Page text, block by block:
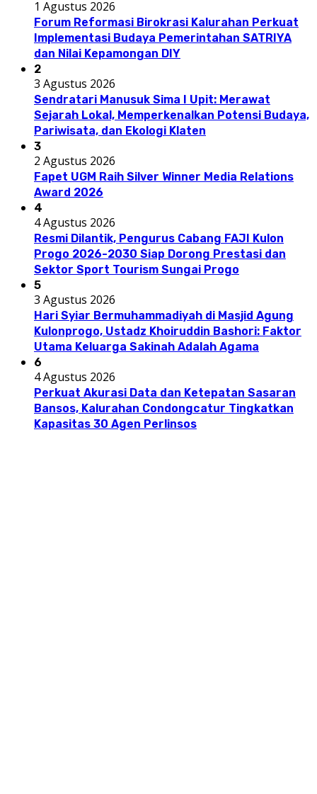
1 Agustus 2026
Forum Reformasi Birokrasi Kalurahan Perkuat
Implementasi Budaya Pemerintahan SATRIYA
dan Nilai Kepamongan DIY
2
3 Agustus 2026
Sendratari Manusuk Sima I Upit: Merawat
Sejarah Lokal, Memperkenalkan Potensi Budaya,
Pariwisata, dan Ekologi Klaten
3
2 Agustus 2026
Fapet UGM Raih Silver Winner Media Relations
Award 2026
4
4 Agustus 2026
Resmi Dilantik, Pengurus Cabang FAJI Kulon
Progo 2026-2030 Siap Dorong Prestasi dan
Sektor Sport Tourism Sungai Progo
5
3 Agustus 2026
Hari Syiar Bermuhammadiyah di Masjid Agung
Kulonprogo, Ustadz Khoiruddin Bashori: Faktor
Utama Keluarga Sakinah Adalah Agama
6
4 Agustus 2026
Perkuat Akurasi Data dan Ketepatan Sasaran
Bansos, Kalurahan Condongcatur Tingkatkan
Kapasitas 30 Agen Perlinsos